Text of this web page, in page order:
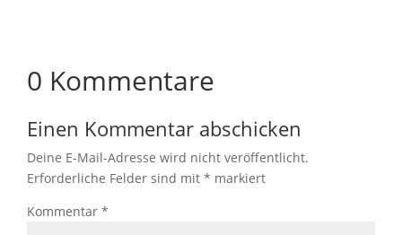
0 Kommentare
Einen Kommentar abschicken
Deine E-Mail-Adresse wird nicht veröffentlicht.
Erforderliche Felder sind mit * markiert
Kommentar *